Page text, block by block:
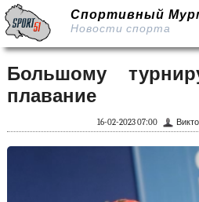
Спортивный
Новости спорта
Большому
плавание
16-02-2023 07:00